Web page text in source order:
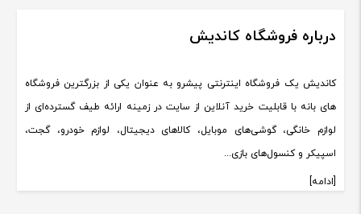
درباره فروشگاه کاندیش
کاندیش یک فروشگاه اینترنتی پیشرو به عنوان یکی از بزرگترین فروشگاه
های بانه با قابلیت خرید آنلاین از سایت در زمینه ارائه طیف گسترده‌ای از
لوازم خانگی، گوشی‌های موبایل، کالاهای دیجیتال، لوازم خودرو، گجت،
اسپیکر و کنسول‌های بازی...
[ادامه]